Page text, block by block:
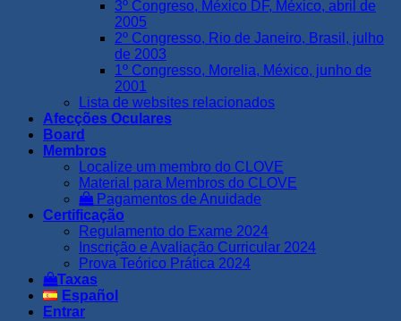
3º Congreso, México DF, México, abril de
2005
2º Congresso, Rio de Janeiro, Brasil, julho
de 2003
1º Congresso, Morelia, México, junho de
2001
Lista de websites relacionados
Afecções Oculares
Board
Membros
Localize um membro do CLOVE
Material para Membros do CLOVE
Pagamentos de Anuidade
Certificação
Regulamento do Exame 2024
Inscrição e Avaliação Curricular 2024
Prova Teórico Prática 2024
Taxas
Español
Entrar